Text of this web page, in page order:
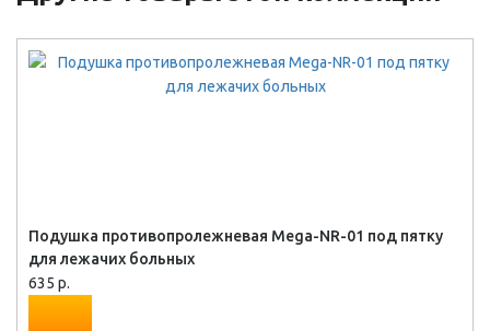
Подушка противопролежневая Mega-NR-01 под пятку
для лежачих больных
635 р.